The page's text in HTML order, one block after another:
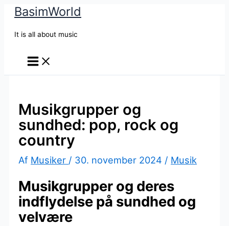
BasimWorld
It is all about music
Musikgrupper og
sundhed: pop, rock og
country
Af Musiker / 30. november 2024 / Musik
Musikgrupper og deres
indflydelse på sundhed og
velvære